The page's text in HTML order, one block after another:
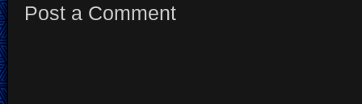
Post a Comment